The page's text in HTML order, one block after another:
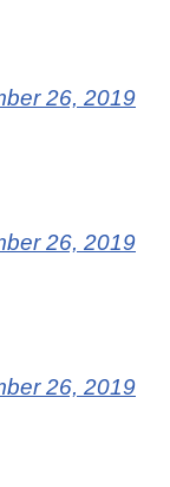
26, 2019
26, 2019
26, 2019